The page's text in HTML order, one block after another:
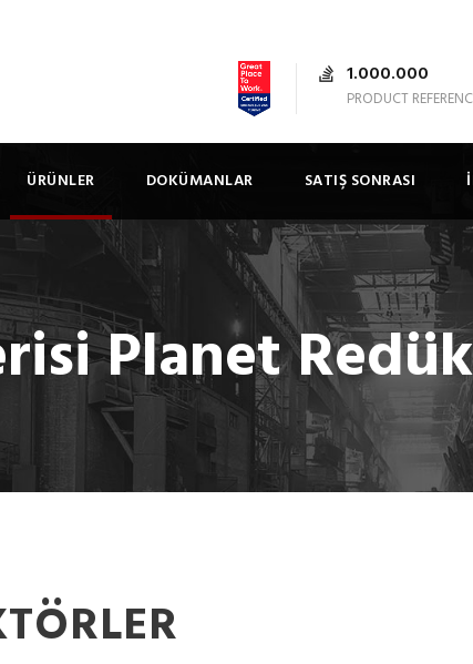
1.000.000
PRODUCT
ÜRÜNLER DOKÜMANLAR SATIŞ SONRASI
Planet